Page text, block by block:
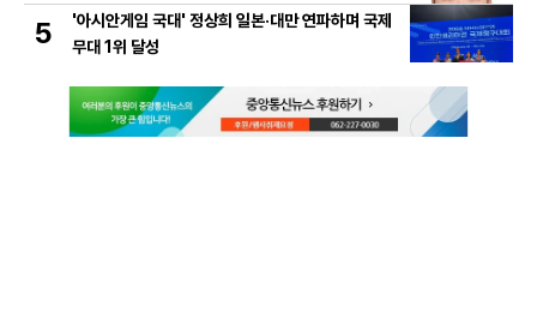
5
'아시안게임 국대' 정상희 일본·대만 연파하며 국제
무대 1위 달성